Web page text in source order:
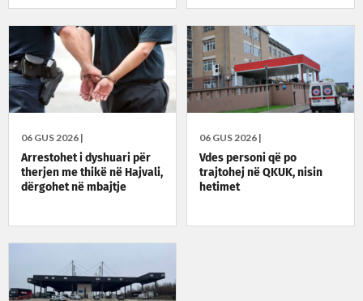
06 GUS 2026 |
Arrestohet i dyshuari për
therjen me thikë në Hajvali,
dërgohet në mbajtje
06 GUS 2026 |
Vdes personi që po
trajtohej në QKUK, nisin
hetimet